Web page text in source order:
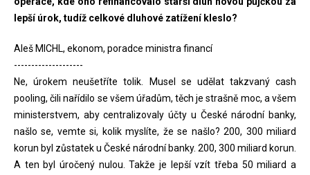
lepší úrok, tudíž celkové dluhové zatížení kleslo?
Aleš MICHL, ekonom, poradce ministra financí
--------------------
Ne, úrokem neušetříte tolik. Musel se udělat takzvaný cash
pooling, čili nařídilo se všem úřadům, těch je strašně moc, a všem
ministerstvem, aby centralizovaly účty u České národní banky,
našlo se, vemte si, kolik myslíte, že se našlo? 200, 300 miliard
korun byl zůstatek u České národní banky. 200, 300 miliard korun.
A ten byl úročený nulou. Takže je lepší vzít třeba 50 miliard a